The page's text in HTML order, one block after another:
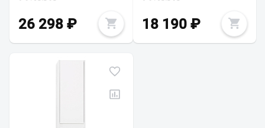
26 298 ₽ 18 190₽